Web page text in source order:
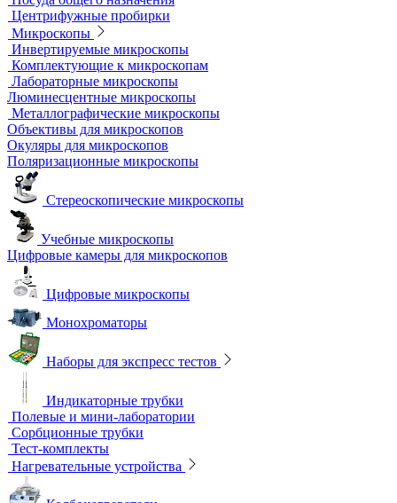
Колбы
Мерная посуда
Посуда общего назначения
Центрифужные пробирки
Микроскопы
Инвертируемые микроскопы
Комплектующие к микроскопам
Лабораторные микроскопы
Люминесцентные микроскопы
Металлографические микроскопы
Объективы для микроскопов
Окуляры для микроскопов
Поляризационные микроскопы
Стереоскопические микроскопы
Цифровые камеры для микроскопов
Монохроматоры
Наборы для экспресс тестов
Индикаторные трубки
Полевые и мини-лаборатории
Сорбционные трубки
Тест-комплекты